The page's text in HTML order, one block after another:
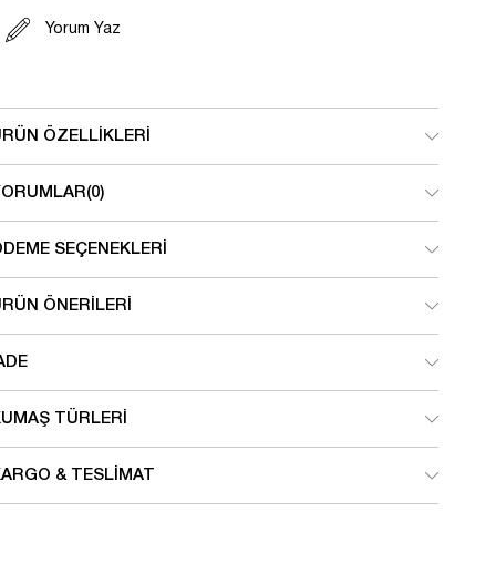
Yorum Yaz
ÖZELLIKLERI
(0)
SEÇENEKLERI
ÖNERILERI
TÜRLERI
& TESLIMAT